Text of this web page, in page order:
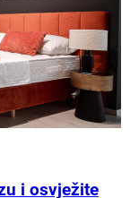
i osvježite